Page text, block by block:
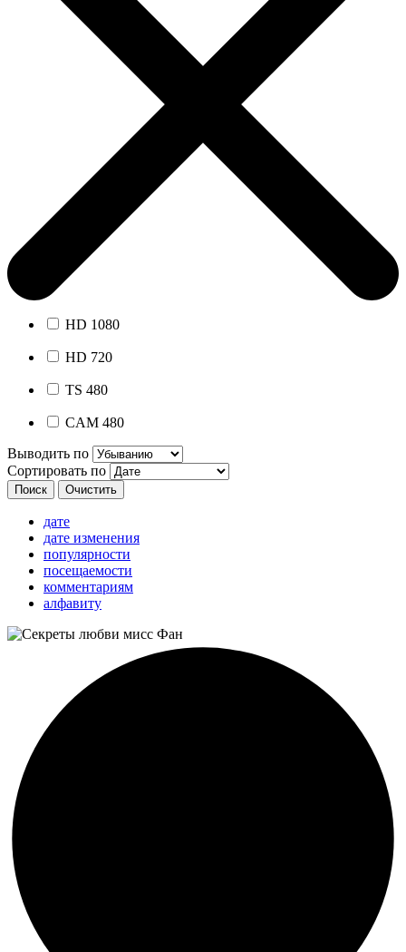
HD 1080
HD 720
TS 480
CAM 480
Выводить по
Сортировать по
дате
дате изменения
популярности
посещаемости
комментариям
алфавиту